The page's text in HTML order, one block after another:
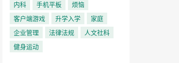
内科 手机平板
烦恼
客户端游戏
升学入学
家庭
企业管理
法律法规
人文社科
健身运动